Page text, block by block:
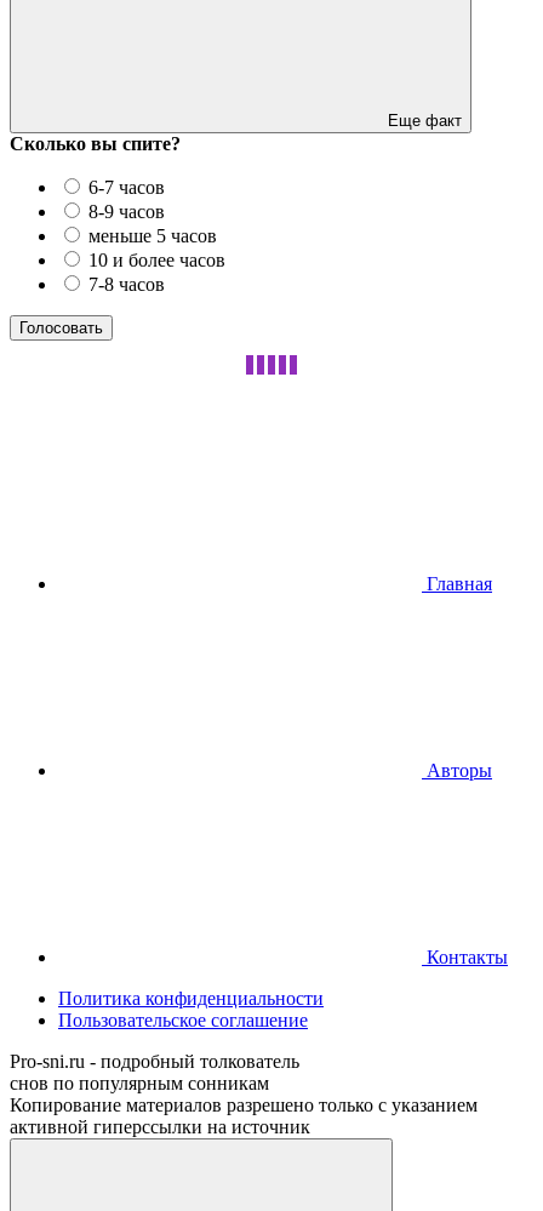
Еще факт
Сколько вы спите?
6-7 часов
8-9 часов
меньше 5 часов
10 и более часов
7-8 часов
Главная
Авторы
Контакты
Политика конфиденциальности
Пользовательское соглашение
Pro-sni.ru - подробный толкователь
снов по популярным сонникам
Копирование материалов разрешено только с указанием
активной гиперссылки на источник